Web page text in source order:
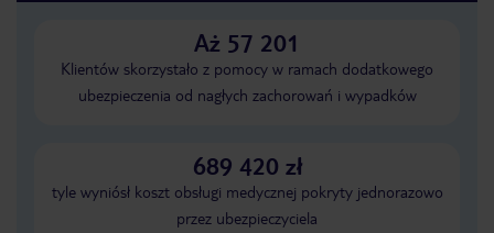
Aż 57 201
Klientów skorzystało z pomocy w ramach dodatkowego
ubezpieczenia od nagłych zachorowań i wypadków
689 420 zł
tyle wyniósł koszt obsługi medycznej pokryty jednorazowo
przez ubezpieczyciela